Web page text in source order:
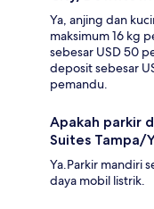
Ya, anjing dan
maksimum 16 kg
sebesar USD 50
deposit sebesar
pemandu.
Apakah parkir
Suites Tampa/
Ya.Parkir mandiri
daya mobil listrik.